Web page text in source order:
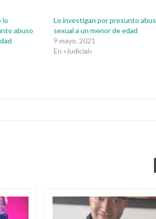
lo
abuso
Lo investigan por presunto
sexual a un menor de edad
9 mayo, 2021
En «Judicial»